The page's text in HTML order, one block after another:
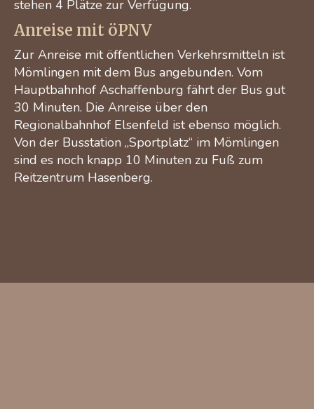
stehen 4 Plätze zur Verfügung.
Anreise mit öPNV
Zur Anreise mit öffentlichen Verkehrsmitteln ist
Mömlingen mit dem Bus angebunden. Vom
Hauptbahnhof Aschaffenburg fährt der Bus gut
30 Minuten. Die Anreise über den
Regionalbahnhof Elsenfeld ist ebenso möglich.
Von der Busstation „Sportplatz“ im Mömlingen
sind es noch knapp 10 Minuten zu Fuß zum
Reitzentrum Hasenberg.